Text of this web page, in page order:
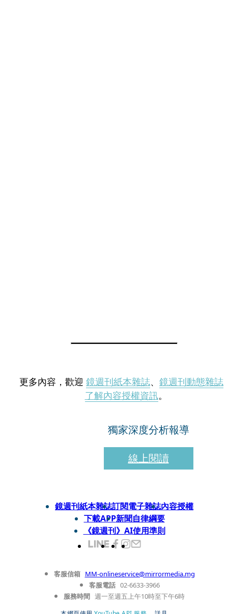
更多內容，歡迎 鏡週刊紙本雜誌、 鏡週刊動態雜誌
了解內容授權資訊。
獨家深度分析報導
線上閱讀
鏡週刊紙本雜誌訂閱電子雜誌內容授權
下載APP新聞自律綱要
《鏡週刊》AI使用準則
客服信箱 MM-onlineservice@mirrormedia.mg
客服電話 02-6633-3966
服務時間 週一至週五上午10時至下午6時